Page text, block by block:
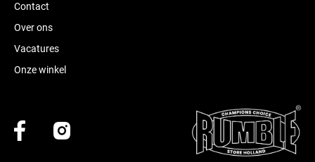
Contact
Over ons
Vacatures
Onze winkel